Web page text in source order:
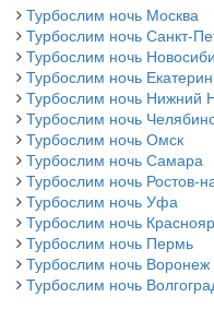
Турбослим ночь Москва
Турбослим ночь Санкт-
Турбослим ночь
Турбослим ночь
Турбослим ночь Нижний
Турбослим ночь
Турбослим ночь Омск
Турбослим ночь Самара
Турбослим ночь Ростов-
Турбослим ночь Уфа
Турбослим ночь
Турбослим ночь Пермь
Турбослим ночь Воронеж
Турбослим ночь